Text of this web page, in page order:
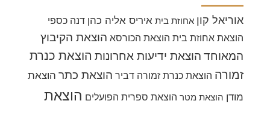
אוריאל קון אחוזת בית איריס אליה כהן דנה כספי
הוצאת אחוזת בית הוצאת הכורסא הוצאת הקיבוץ
המאוחד הוצאת ידיעות אחרונות הוצאת כנרת
זמורה הוצאת כנרת זמורה דביר הוצאת כתר הוצאת
מודן הוצאת מטר הוצאת ספרית הפועלים הוצאת